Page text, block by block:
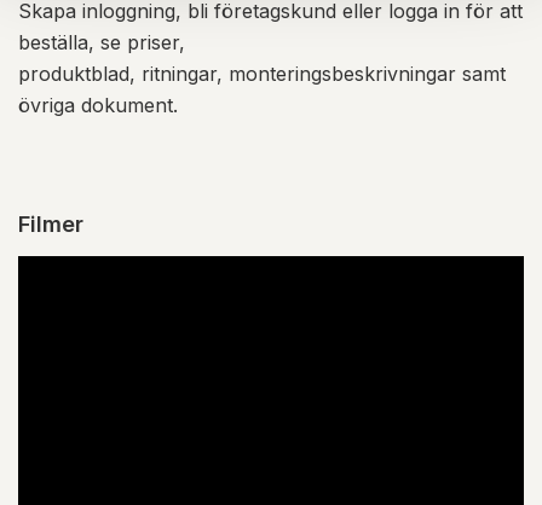
Skapa inloggning, bli företagskund eller logga in för att
beställa, se priser,
produktblad, ritningar, monteringsbeskrivningar samt
övriga dokument.
Filmer